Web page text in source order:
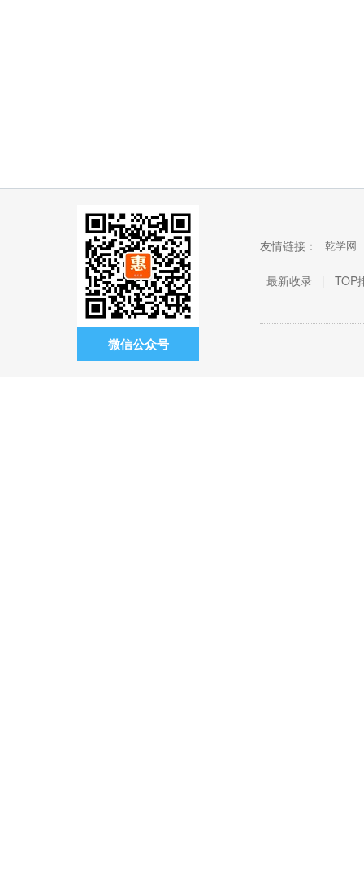
微信公众号
友情链接： 乾学网
最新收录 | TOP